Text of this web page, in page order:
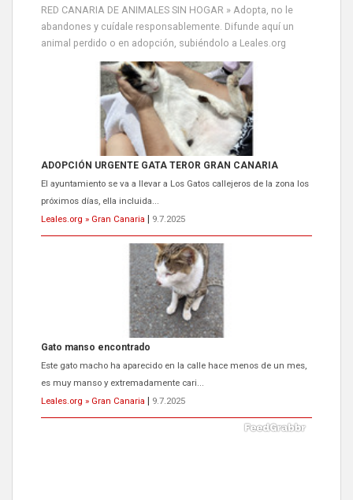
RED CANARIA DE ANIMALES SIN HOGAR » Adopta, no le
abandones y cuídale responsablemente. Difunde aquí un
animal perdido o en adopción, subiéndolo a Leales.org
ADOPCIÓN URGENTE GATA TEROR GRAN CANARIA
El ayuntamiento se va a llevar a Los Gatos callejeros de la zona los
próximos días, ella incluida...
Leales.org » Gran Canaria
9.7.2025
Gato manso encontrado
Este gato macho ha aparecido en la calle hace menos de un mes,
es muy manso y extremadamente cari...
Leales.org » Gran Canaria
9.7.2025